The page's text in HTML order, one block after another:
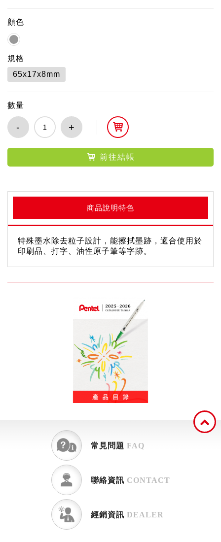
顏色
規格
65x17x8mm
數量
- +
前往結帳
商品說明特色
特殊墨水除去粒子設計，能擦拭墨跡，適合使用於
印刷品、打字、油性原子筆等字跡。
常見問題 FAQ
聯絡資訊 CONTACT
經銷資訊 DEALER